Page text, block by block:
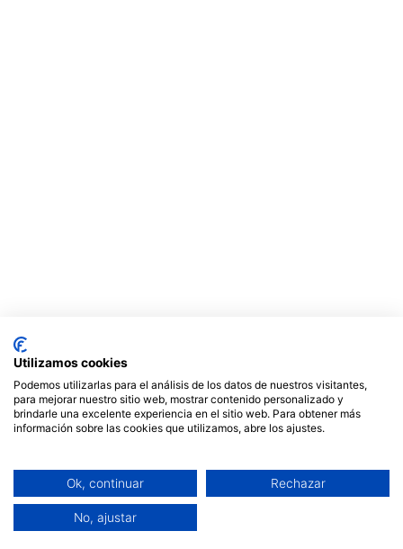
Utilizamos cookies
Podemos utilizarlas para el análisis de los datos de nuestros visitantes,
para mejorar nuestro sitio web, mostrar contenido personalizado y
brindarle una excelente experiencia en el sitio web. Para obtener más
información sobre las cookies que utilizamos, abre los ajustes.
Ok, continuar Rechazar
No, ajustar